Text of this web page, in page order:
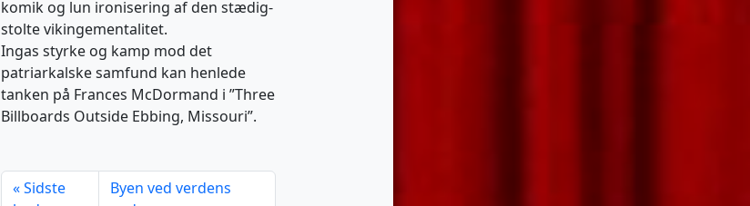
komik og lun ironisering af den stædig-
stolte vikingementalitet.
Ingas styrke og kamp mod det
patriarkalske samfund kan henlede
tanken på Frances McDormand i ”Three
Billboards Outside Ebbing, Missouri”.
Sidste
Byen ved verdens